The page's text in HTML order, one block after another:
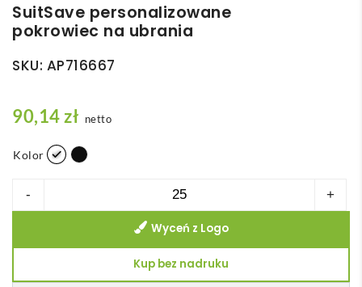
SuitSave personalizowane
pokrowiec na ubrania
SKU: AP716667
90,14zł netto
Kolor
-
SuitSave
+
Wyceń z Logo
Kup bez nadruku